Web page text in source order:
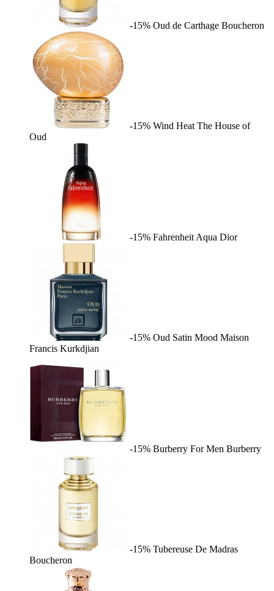
-15% Oud de Carthage Boucheron
-15% Wind Heat The House of
Oud
-15% Fahrenheit Aqua Dior
-15% Oud Satin Mood Maison
Francis Kurkdjian
-15% Burberry For Men Burberry
-15% Tubereuse De Madras
Boucheron